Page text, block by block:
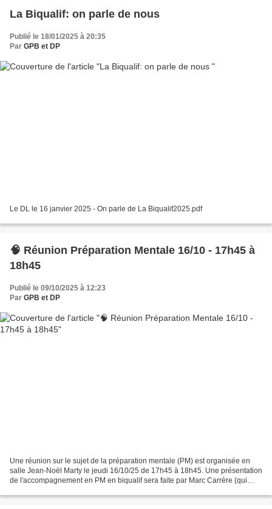
La Biqualif: on parle de nous
Publié le 18/01/2025 à 20:35
Par GPB et DP
Le DL le 16 janvier 2025 - On parle de La Biqualif2025.pdf
🧠 Réunion Préparation Mentale 16/10 - 17h45 à
18h45
Publié le 09/10/2025 à 12:23
Par GPB et DP
Une réunion sur le sujet de la préparation mentale (PM) est organisée en
salle Jean-Noël Marty le jeudi 16/10/25 de 17h45 à 18h45. Une présentation
de l'accompagnement en PM en biqualif sera faite par Marc Carrère (qui